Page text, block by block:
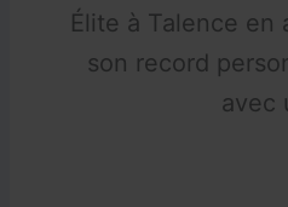
Élite à Talence en
son record
avec